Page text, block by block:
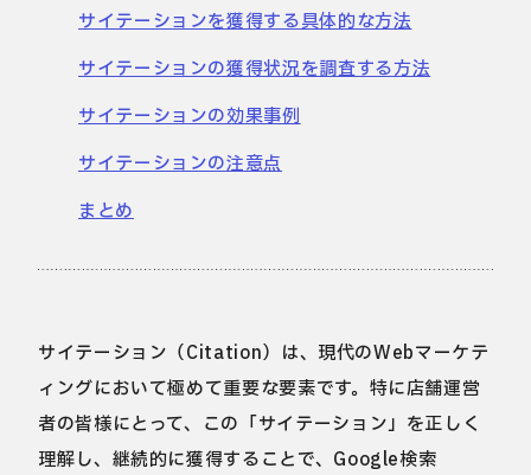
サイテーションを獲得する具体的な方法
サイテーションの獲得状況を調査する方法
サイテーションの効果事例
サイテーションの注意点
まとめ
サイテーション（Citation）は、現代のWebマーケテ
ィングにおいて極めて重要な要素です。特に店舗運営
者の皆様にとって、この「サイテーション」を正しく
理解し、継続的に獲得することで、Google検索